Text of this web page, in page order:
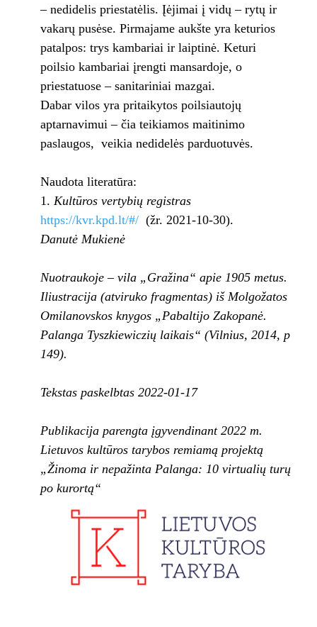
– nedidelis priestatėlis. Įėjimai į vidų – rytų ir
vakarų pusėse. Pirmajame aukšte yra keturios
patalpos: trys kambariai ir laiptinė. Keturi
poilsio kambariai įrengti mansardoje, o
priestatuose – sanitariniai mazgai.
Dabar vilos yra pritaikytos poilsiautojų
aptarnavimui – čia teikiamos maitinimo
paslaugos, veikia nedidelės parduotuvės.
Naudota literatūra:
1. Kultūros vertybių registras
https://kvr.kpd.lt/#/(žr. 2021-10-30).
Danutė Mukienė
Nuotraukoje – vila „Gražina“ apie 1905 metus.
Iliustracija (atviruko fragmentas) iš Molgožatos
Omilanovskos knygos „Pabaltijo Zakopanė.
Palanga Tyszkiewiczių laikais“ (Vilnius, 2014, p
149).
Tekstas paskelbtas 2022-01-17
Publikacija parengta įgyvendinant 2022 m.
Lietuvos kultūros tarybos remiamą projektą
„Žinoma ir nepažinta Palanga: 10 virtualių turų
po kurortą“